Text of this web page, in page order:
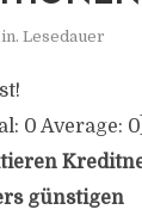
Lesedauer
0 Average: 0]
günstigen